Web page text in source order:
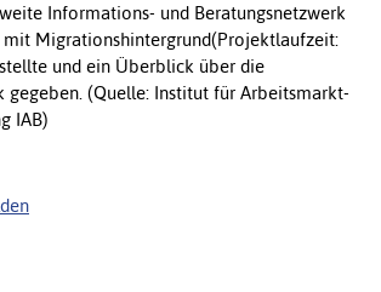
Informations- und Beratungsnetzwerk
mit Migrationshintergrund(Projektlaufzeit:
und ein Überblick über die
(Quelle: Institut für Arbeitsmarkt-
IAB)